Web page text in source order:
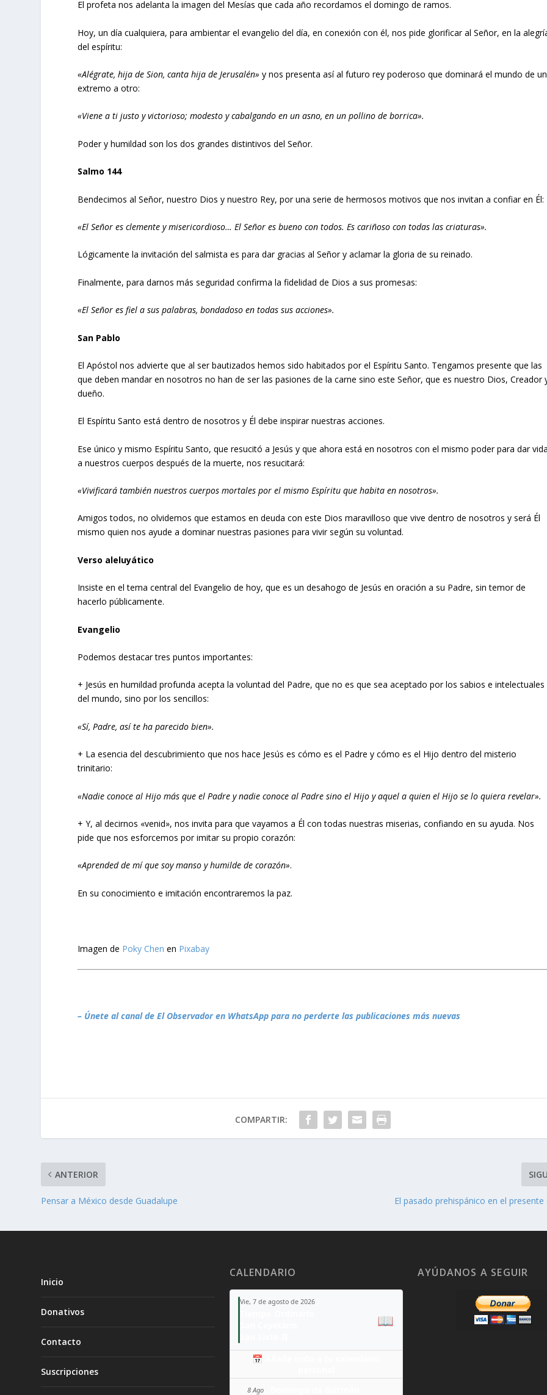
El profeta nos adelanta la imagen del Mesías que cada año recordamos el domingo de ramos.
Hoy, un día cualquiera, para ambientar el evangelio del día, en conexión con él, nos pide glorificar al Señor, en la
del espíritu:
«Alégrate, hija de Sion, canta hija de Jerusalén»y nos presenta así al futuro rey poderoso que dominará el mundo de un
extremo a otro:
«Viene a ti justo y victorioso; modesto y cabalgando en un asno, en un pollino de borrica».
Poder y humildad son los dos grandes distintivos del Señor.
Salmo 144
Bendecimos al Señor, nuestro Dios y nuestro Rey, por una serie de hermosos motivos que nos invitan a confiar en Él:
«El Señor es clemente y misericordioso… El Señor es bueno con todos. Es cariñoso con todas las criaturas».
Lógicamente la invitación del salmista es para dar gracias al Señor y aclamar la gloria de su reinado.
Finalmente, para darnos más seguridad confirma la fidelidad de Dios a sus promesas:
«El Señor es fiel a sus palabras, bondadoso en todas sus acciones».
San Pablo
El Apóstol nos advierte que al ser bautizados hemos sido habitados por el Espíritu Santo. Tengamos presente que las
que deben mandar en nosotros no han de ser las pasiones de la carne sino este Señor, que es nuestro Dios, Creador
dueño.
El Espíritu Santo está dentro de nosotros y Él debe inspirar nuestras acciones.
Ese único y mismo Espíritu Santo, que resucitó a Jesús y que ahora está en nosotros con el mismo poder para dar
a nuestros cuerpos después de la muerte, nos resucitará:
«Vivificará también nuestros cuerpos mortales por el mismo Espíritu que habita en nosotros».
Amigos todos, no olvidemos que estamos en deuda con este Dios maravilloso que vive dentro de nosotros y será Él
mismo quien nos ayude a dominar nuestras pasiones para vivir según su voluntad.
Verso aleluyático
Insiste en el tema central del Evangelio de hoy, que es un desahogo de Jesús en oración a su Padre, sin temor de
hacerlo públicamente.
Evangelio
Podemos destacar tres puntos importantes:
+ Jesús en humildad profunda acepta la voluntad del Padre, que no es que sea aceptado por los sabios e intelectuales
del mundo, sino por los sencillos:
«Sí, Padre, así te ha parecido bien».
+ La esencia del descubrimiento que nos hace Jesús es cómo es el Padre y cómo es el Hijo dentro del misterio
trinitario:
«Nadie conoce al Hijo más que el Padre y nadie conoce al Padre sino el Hijo y aquel a quien el Hijo se lo quiera revelar».
+ Y, al decirnos «venid», nos invita para que vayamos a Él con todas nuestras miserias, confiando en su ayuda. Nos
pide que nos esforcemos por imitar su propio corazón:
«Aprended de mí que soy manso y humilde de corazón».
En su conocimiento e imitación encontraremos la paz.
Imagen de Poky Chen en Pixabay
– Únete al canal de El Observador en WhatsApp para no perderte las publicaciones más nuevas
COMPARTIR:
ANTERIOR
Pensar a México desde Guadalupe El pasado prehispánico en el
Inicio
Donativos
Contacto
Suscripciones
CALENDARIO
Vie, 7 de agosto de 2026
📖
📅 Añade todo a tu calendario
8 Ago
AYÚDANOS A SEGUIR